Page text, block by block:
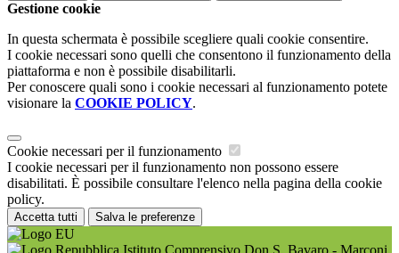
Gestione cookie
In questa schermata è possibile scegliere quali cookie consentire.
I cookie necessari sono quelli che consentono il funzionamento della
piattaforma e non è possibile disabilitarli.
Per conoscere quali sono i cookie necessari al funzionamento potete
visionare la COOKIE POLICY.
Cookie necessari per il funzionamento
I cookie necessari per il funzionamento non possono essere
disabilitati. È possibile consultare l'elenco nella pagina della cookie
policy.
Accetta tutti Salva le preferenze